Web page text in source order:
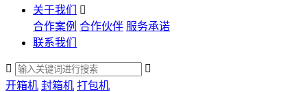
关于我们

合作案例 合作伙伴 服务承诺
联系我们


开箱机 封箱机 打包机